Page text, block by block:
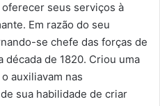
seus serviços à
Em razão do seu
se chefe das forças de
década de 1820. Criou uma
auxiliavam nas
sua habilidade de criar